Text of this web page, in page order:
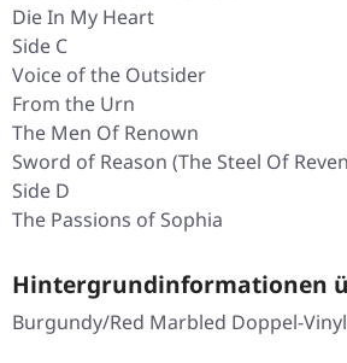
Die In My Heart
Side C
Voice of the Outsider
From the Urn
The Men Of Renown
Sword of Reason (The Steel Of
Side D
The Passions of Sophia
Hintergrundinformationen
Burgundy/Red Marbled Doppel-Vinyl